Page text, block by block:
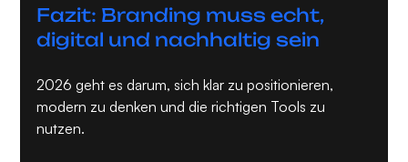
Fazit: Branding muss echt,
digital und nachhaltig sein
2026 geht es darum, sich klar zu positionieren,
modern zu denken und die richtigen Tools zu
nutzen.